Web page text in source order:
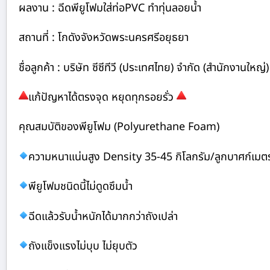
ผลงาน : ฉีดพียูโฟมใส่ท่อPVC ทำทุ่นลอยน้ำ
สถานที่ : โกดังจังหวัดพระนครศรีอยุธยา
ชื่อลูกค้า : บริษัท ซีซีทีวี (ประเทศไทย) จำกัด (สำนักงานใหญ่)
แก้ปัญหาได้ตรงจุด หยุดทุกรอยรั่ว
คุณสมบัติของพียูโฟม (Polyurethane Foam)
ความหนาแน่นสูง Density 35-45 กิโลกรัม/ลูกบาศก์เมต
พียูโฟมชนิดนี้ไม่ดูดซึมน้ำ
ฉีดแล้วรับน้ำหนักได้มากกว่าถังเปล่า
ถังแข็งแรงไม่บุบ ไม่ยุบตัว